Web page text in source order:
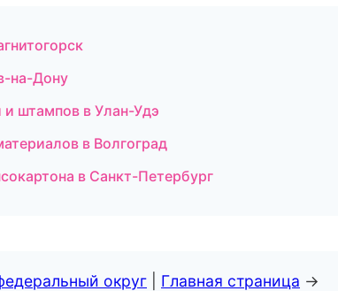
на-Дону
штампов в Улан-Удэ
в Волгоград
в Санкт-Петербург
округ Главная страница →